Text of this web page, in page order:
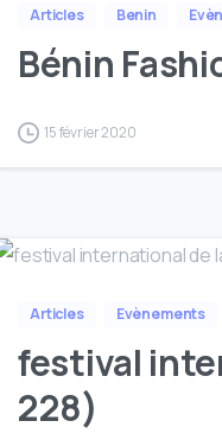
Articles Benin
Bénin
15 février 2020
Articles Evènements
festival
228)